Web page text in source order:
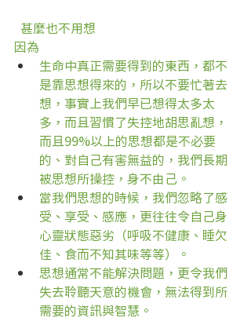
  甚麼也不用想
因為
生命中真正需要得到的東西，都不
是靠思想得來的，所以不要忙著去
想，事實上我們早已想得太多太
多，而且習慣了失控地胡思亂想，
而且99%以上的思想都是不必要
的、對自己有害無益的，我們長期
被思想所操控，身不由己。
當我們思想的時候，我們忽略了感
受、享受、感應，更往往令自己身
心靈狀態惡劣（呼吸不健康、睡欠
佳、食而不知其味等等）。
思想通常不能解決問題，更令我們
失去聆聽天意的機會，無法得到所
需要的資訊與智慧。